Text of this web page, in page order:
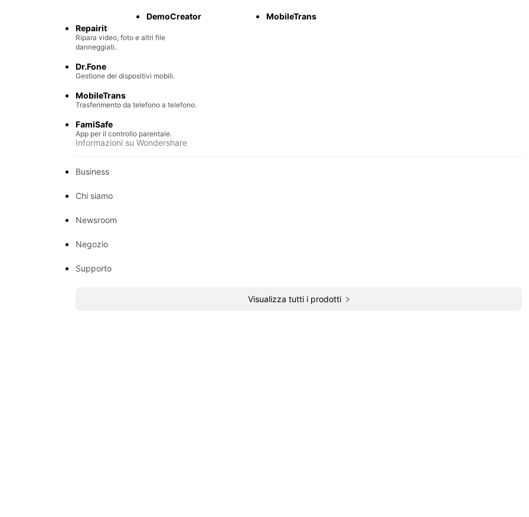
Repairit
Ripara video, foto e altri file
danneggiati.
Dr.Fone
Gestione dei dispositivi mobili.
MobileTrans
Trasferimento da telefono a telefono.
FamiSafe
App per il controllo parentale.
Informazioni su Wondershare
Business
Chi siamo
Newsroom
Negozio
Supporto
Visualizza tutti i prodotti
DemoCreator MobileTrans